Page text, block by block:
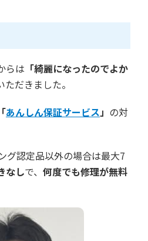
らは 「綺麗になったのでよか
ただきました。
「あんしん保証サービス」 の対
グ認定品以外の場合は最大7
なしで、 何度でも修理が無料